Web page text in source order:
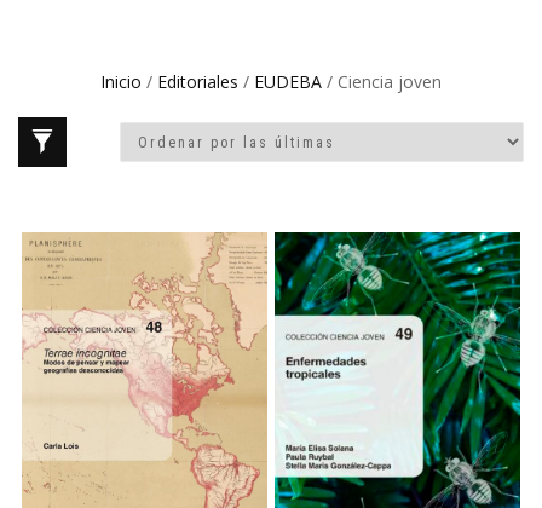
Inicio / Editoriales / EUDEBA / Ciencia joven